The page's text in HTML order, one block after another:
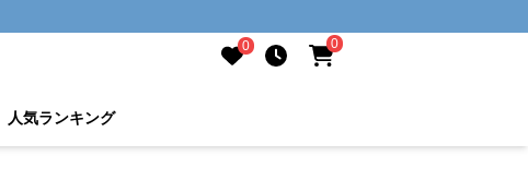
0 0
人気ランキング